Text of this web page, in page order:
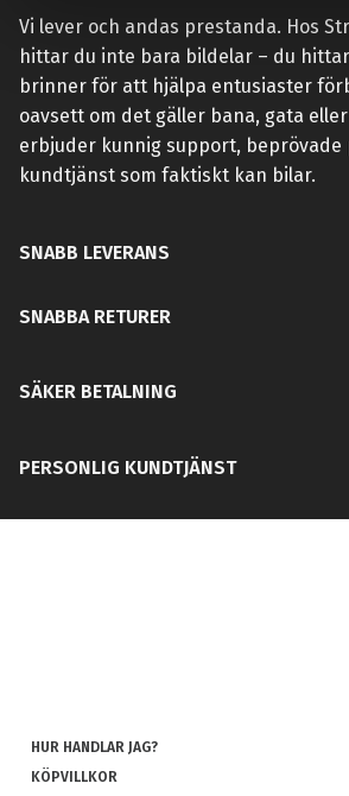
Vi lever och andas prestanda. Hos
hittar du inte bara bildelar – du
brinner för att hjälpa entusiaster
oavsett om det gäller bana, gata
erbjuder kunnig support, beprövade
kundtjänst som faktiskt kan bilar.
SNABB LEVERANS
SNABBA RETURER
SÄKER BETALNING
PERSONLIG KUNDTJÄNST
HUR HANDLAR JAG?
KÖPVILLKOR